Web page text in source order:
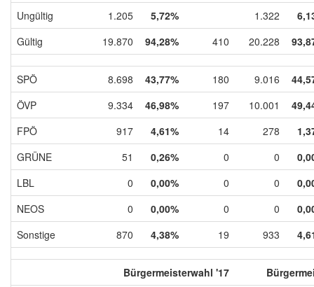
Ungültig
1.205 5,72% 1.322
Gültig
19.870 94,28% 410 20.228
SPÖ 8.698 43,77% 180 9.016
ÖVP
9.334 46,98% 197 10.001
FPÖ
917 4,61% 14 278
GRÜNE
51 0,26% 0 0
LBL
0 0,00% 0 0
NEOS
0 0,00% 0 0
Sonstige
870 4,38% 19 933
Bürgermeisterwahl '17